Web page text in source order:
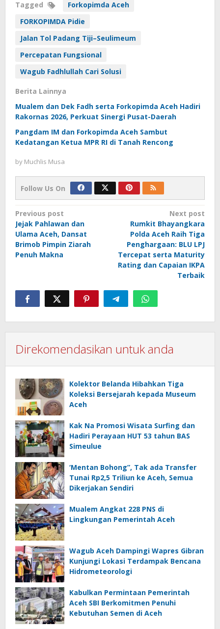
Tagged
Forkopimda Aceh
FORKOPIMDA Pidie
Jalan Tol Padang Tiji–Seulimeum
Percepatan Fungsional
Wagub Fadhlullah Cari Solusi
Berita Lainnya
Mualem dan Dek Fadh serta Forkopimda Aceh Hadiri
Rakornas 2026, Perkuat Sinergi Pusat-Daerah
Pangdam IM dan Forkopimda Aceh Sambut
Kedatangan Ketua MPR RI di Tanah Rencong
by Muchlis Musa
Follow Us On
Post
navigation
Previous post
Jejak Pahlawan dan
Ulama Aceh, Dansat
Brimob Pimpin Ziarah
Penuh Makna
Next post
Rumkit Bhayangkara
Polda Aceh Raih Tiga
Penghargaan: BLU LPJ
Tercepat serta Maturity
Rating dan Capaian IKPA
Terbaik
Direkomendasikan untuk anda
Kolektor Belanda Hibahkan Tiga
Koleksi Bersejarah kepada Museum
Aceh
Kak Na Promosi Wisata Surfing dan
Hadiri Perayaan HUT 53 tahun BAS
Simeulue
‘Mentan Bohong”, Tak ada Transfer
Tunai Rp2,5 Triliun ke Aceh, Semua
Dikerjakan Sendiri
Mualem Angkat 228 PNS di
Lingkungan Pemerintah Aceh
Wagub Aceh Dampingi Wapres Gibran
Kunjungi Lokasi Terdampak Bencana
Hidrometeorologi
Kabulkan Permintaan Pemerintah
Aceh SBI Berkomitmen Penuhi
Kebutuhan Semen di Aceh